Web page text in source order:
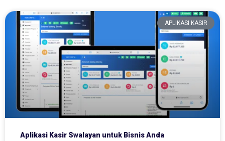
APLIKASI KASIR
Aplikasi Kasir Swalayan untuk Bisnis Anda